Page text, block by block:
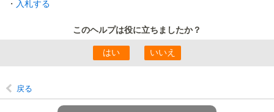
・ 入札する
このヘルプは役に立ちましたか？
戻る